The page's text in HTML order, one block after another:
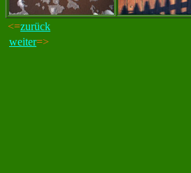
<=zurück
weiter=>